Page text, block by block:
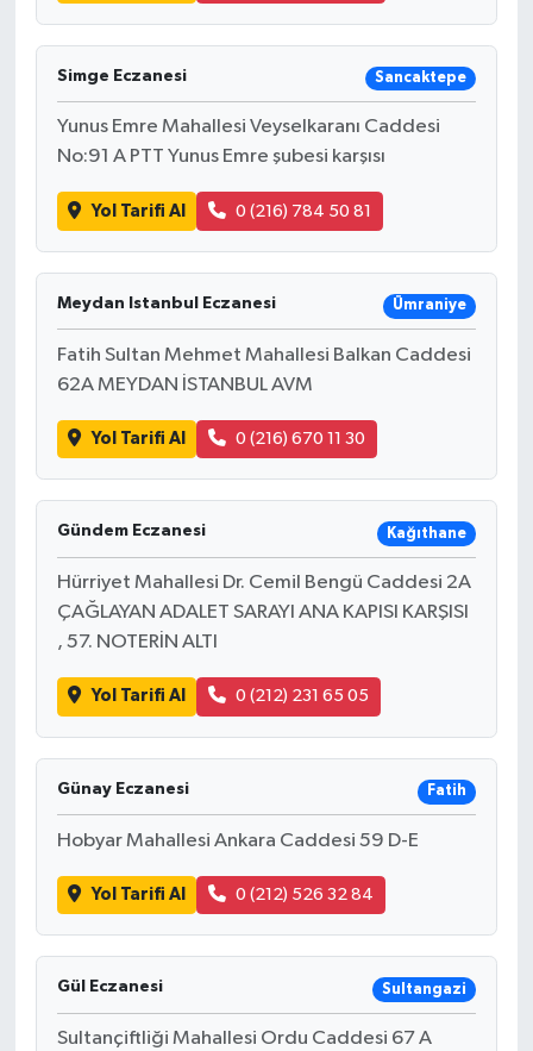
Simge Eczanesi Sancaktepe
Yunus Emre Mahallesi Veyselkaranı Caddesi
No:91 A PTT Yunus Emre şubesi karşısı
Yol Tarifi Al 0 (216) 784 50 81
Meydan Istanbul Eczanesi Ümraniye
Fatih Sultan Mehmet Mahallesi Balkan Caddesi
62A MEYDAN İSTANBUL AVM
Yol Tarifi Al 0 (216) 670 11 30
Gündem Eczanesi Kağıthane
Hürriyet Mahallesi Dr. Cemil Bengü Caddesi 2A
ÇAĞLAYAN ADALET SARAYI ANA KAPISI KARŞISI
, 57. NOTERİN ALTI
Yol Tarifi Al 0 (212) 231 65 05
Günay Eczanesi Fatih
Hobyar Mahallesi Ankara Caddesi 59 D-E
Yol Tarifi Al 0 (212) 526 32 84
Gül Eczanesi Sultangazi
Sultançiftliği Mahallesi Ordu Caddesi 67 A